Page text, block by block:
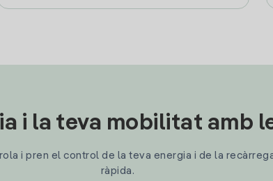
i la teva mobilitat amb
i pren el control de la teva energia i de la
ràpida.